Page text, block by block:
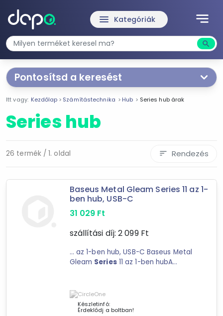
notes
menu Kategóriák
search
Pontosítsd a keresést
Segítünk a keresésben!
Válaszd ki a jellemzőketTe magad!
4 721 Ft 31 029 Ft
-
Szűrés
Mást is keresel? Válogass a Depo teljes
Itt vagy: Kezdőlap Számítástechnika Hub Series hub árak
Series hub
26 termék / 1. oldal sort Rendezés
Baseus Metal Gleam Series 11 az 1-
ben hub, USB-C
31 029 Ft
szállítási díj: 2 099Ft
... az 1-ben hub, USB-C Baseus Metal
Gleam Series11 az 1-ben hubA
Készletinfó:
Érdeklődj a boltban!